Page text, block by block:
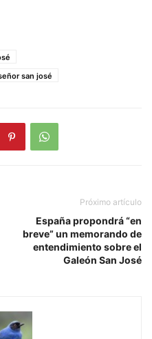
san josé
Próximo artículo
España propondrá “en
breve” un memorando de
entendimiento sobre el
Galeón San José